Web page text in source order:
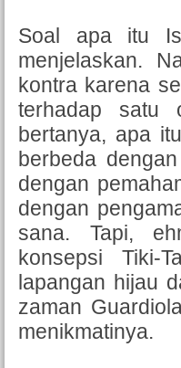
Soal apa itu
menjelaskan.
kontra karena
terhadap satu
bertanya, apa
berbeda
dengan
dengan
sana. Tapi,
konsepsi Tiki-
lapangan hijau
zaman
menikmatinya.